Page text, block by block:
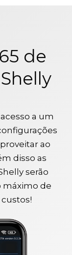
de
a um
ao
disso as
serão
máximo de